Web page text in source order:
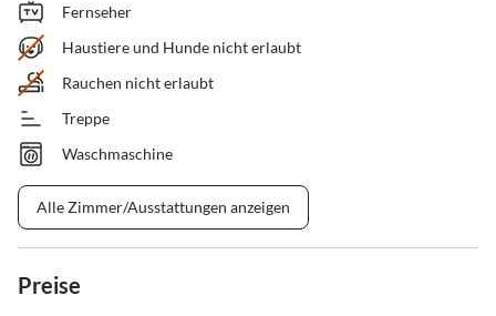
Fernseher
Haustiere und Hunde nicht erlaubt
Rauchen nicht erlaubt
Treppe
Waschmaschine
Alle Zimmer/Ausstattungen anzeigen
Preise